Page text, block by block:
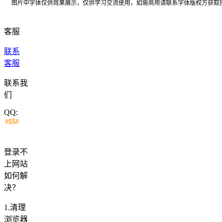
图片中字体仅供效果展示，仅供学习交流使用，如需商用请联系字体版权方获取
客服
联系
客服
联系我
们
QQ:
登录不
上网站
如何解
决？
1.清理
浏览器